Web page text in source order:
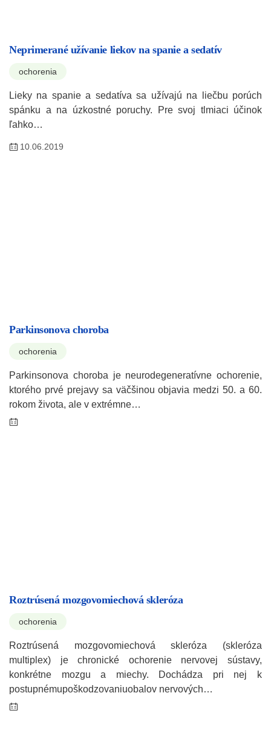
Neprimerané užívanie liekov na spanie a sedatív
ochorenia
Lieky na spanie a sedatíva sa užívajú na liečbu porúch
spánku a na úzkostné poruchy. Pre svoj tlmiaci účinok
ľahko…
10.06.2019
Parkinsonova choroba
ochorenia
Parkinsonova choroba je neurodegeneratívne ochorenie,
ktorého prvé prejavy sa väčšinou objavia medzi 50. a 60.
rokom života, ale v extrémne…
Roztrúsená mozgovomiechová skleróza
ochorenia
Roztrúsená mozgovomiechová skleróza (skleróza
multiplex) je chronické ochorenie nervovej sústavy,
konkrétne mozgu a miechy. Dochádza pri nej k
postupnémupoškodzovaniuobalov nervových…